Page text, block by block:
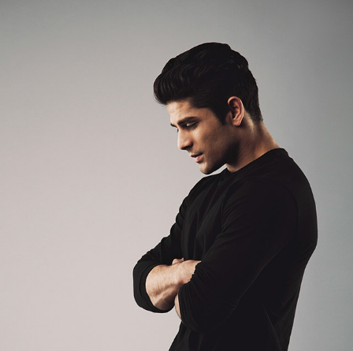
Robert Prince
Director
Ea mei nostrum imperdiet deterruisset, mei ludus efficiendi ei. Sea
summo mazim ex, ea errem eleifend definitionem vim